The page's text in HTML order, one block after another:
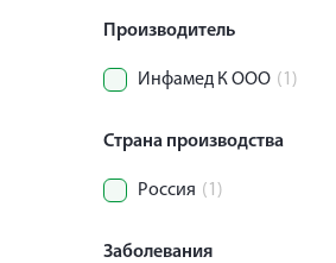
Производитель
Инфамед К ООО (1)
Страна производства
Россия (1)
Заболевания